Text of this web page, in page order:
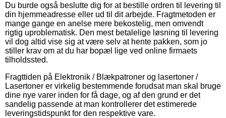
Du burde også beslutte dig for at bestille ordren til levering til
din hjemmeadresse eller ud til dit arbejde. Fragtmetoden er
mange gange en anelse mere bekostelig, men omvendt
rigtig uproblematisk. Den mest betalelige løsning til levering
vil dog altid vise sig at være selv at hente pakken, som jo
stiller krav om at du har bopæl lige ved online firmaets
tilholdssted.
Fragttiden på Elektronik / Blækpatroner og lasertoner /
Lasertoner er virkelig bestemmende forudsat man skal bruge
dine nye varer inden for få dage, og af den grund er det
sandelig passende at man kontrollerer det estimerede
leveringstidspunkt for den respektive vare.